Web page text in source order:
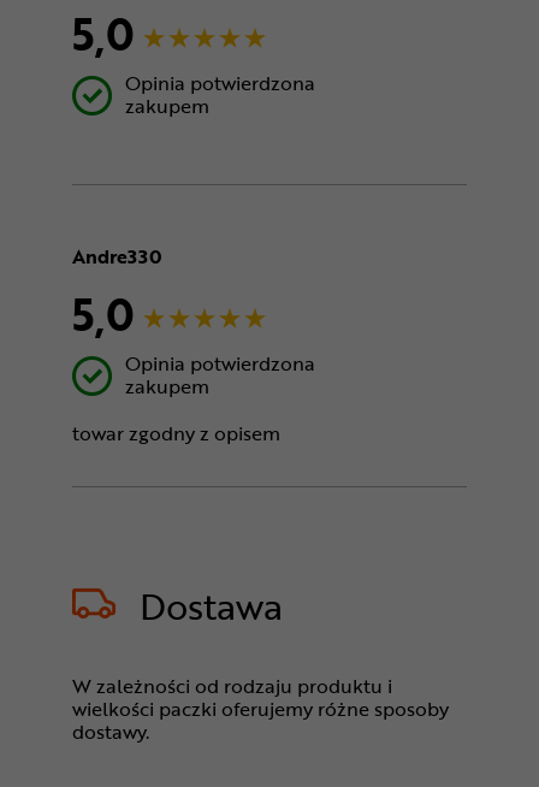
5,0
Opinia potwierdzona
zakupem
Andre330
5,0
Opinia potwierdzona
zakupem
towar zgodny z opisem
Dostawa
W zależności od rodzaju produktu i
wielkości paczki oferujemy różne sposoby
dostawy.